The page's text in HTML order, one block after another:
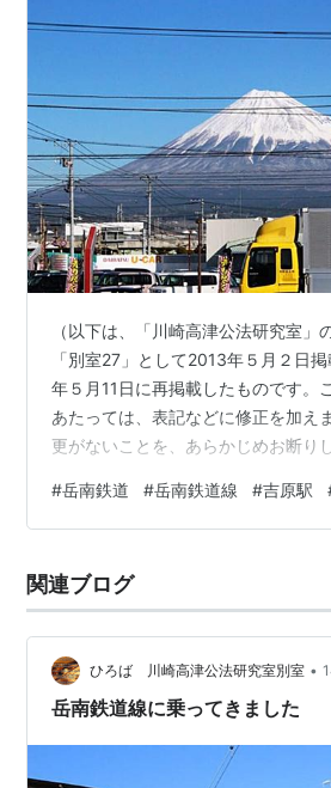
かみや
○リスト::鉄道路線
（以下は、「川崎高津公法研究室」
「別室27」として2013年５月２日
年５月11日に再掲載したものです。
あたっては、表記などに修正を加え
更がないことを、あらかじめお断り
集中、……。 地方のローカル線を囲
厳しくなっています。21世紀に入っ
中小私鉄に限られていません。大手
名鉄の谷汲線、揖斐線、美濃町線、
#岳南鉄道 #岳南鉄道線 #吉原駅
関連ブログ
ひろば 川崎高津公法研究室別室 •
岳南鉄道線に乗ってきました